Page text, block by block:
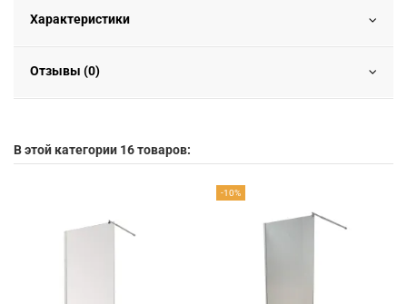
Характеристики
Отзывы (0)
В этой категории 16 товаров:
-10%